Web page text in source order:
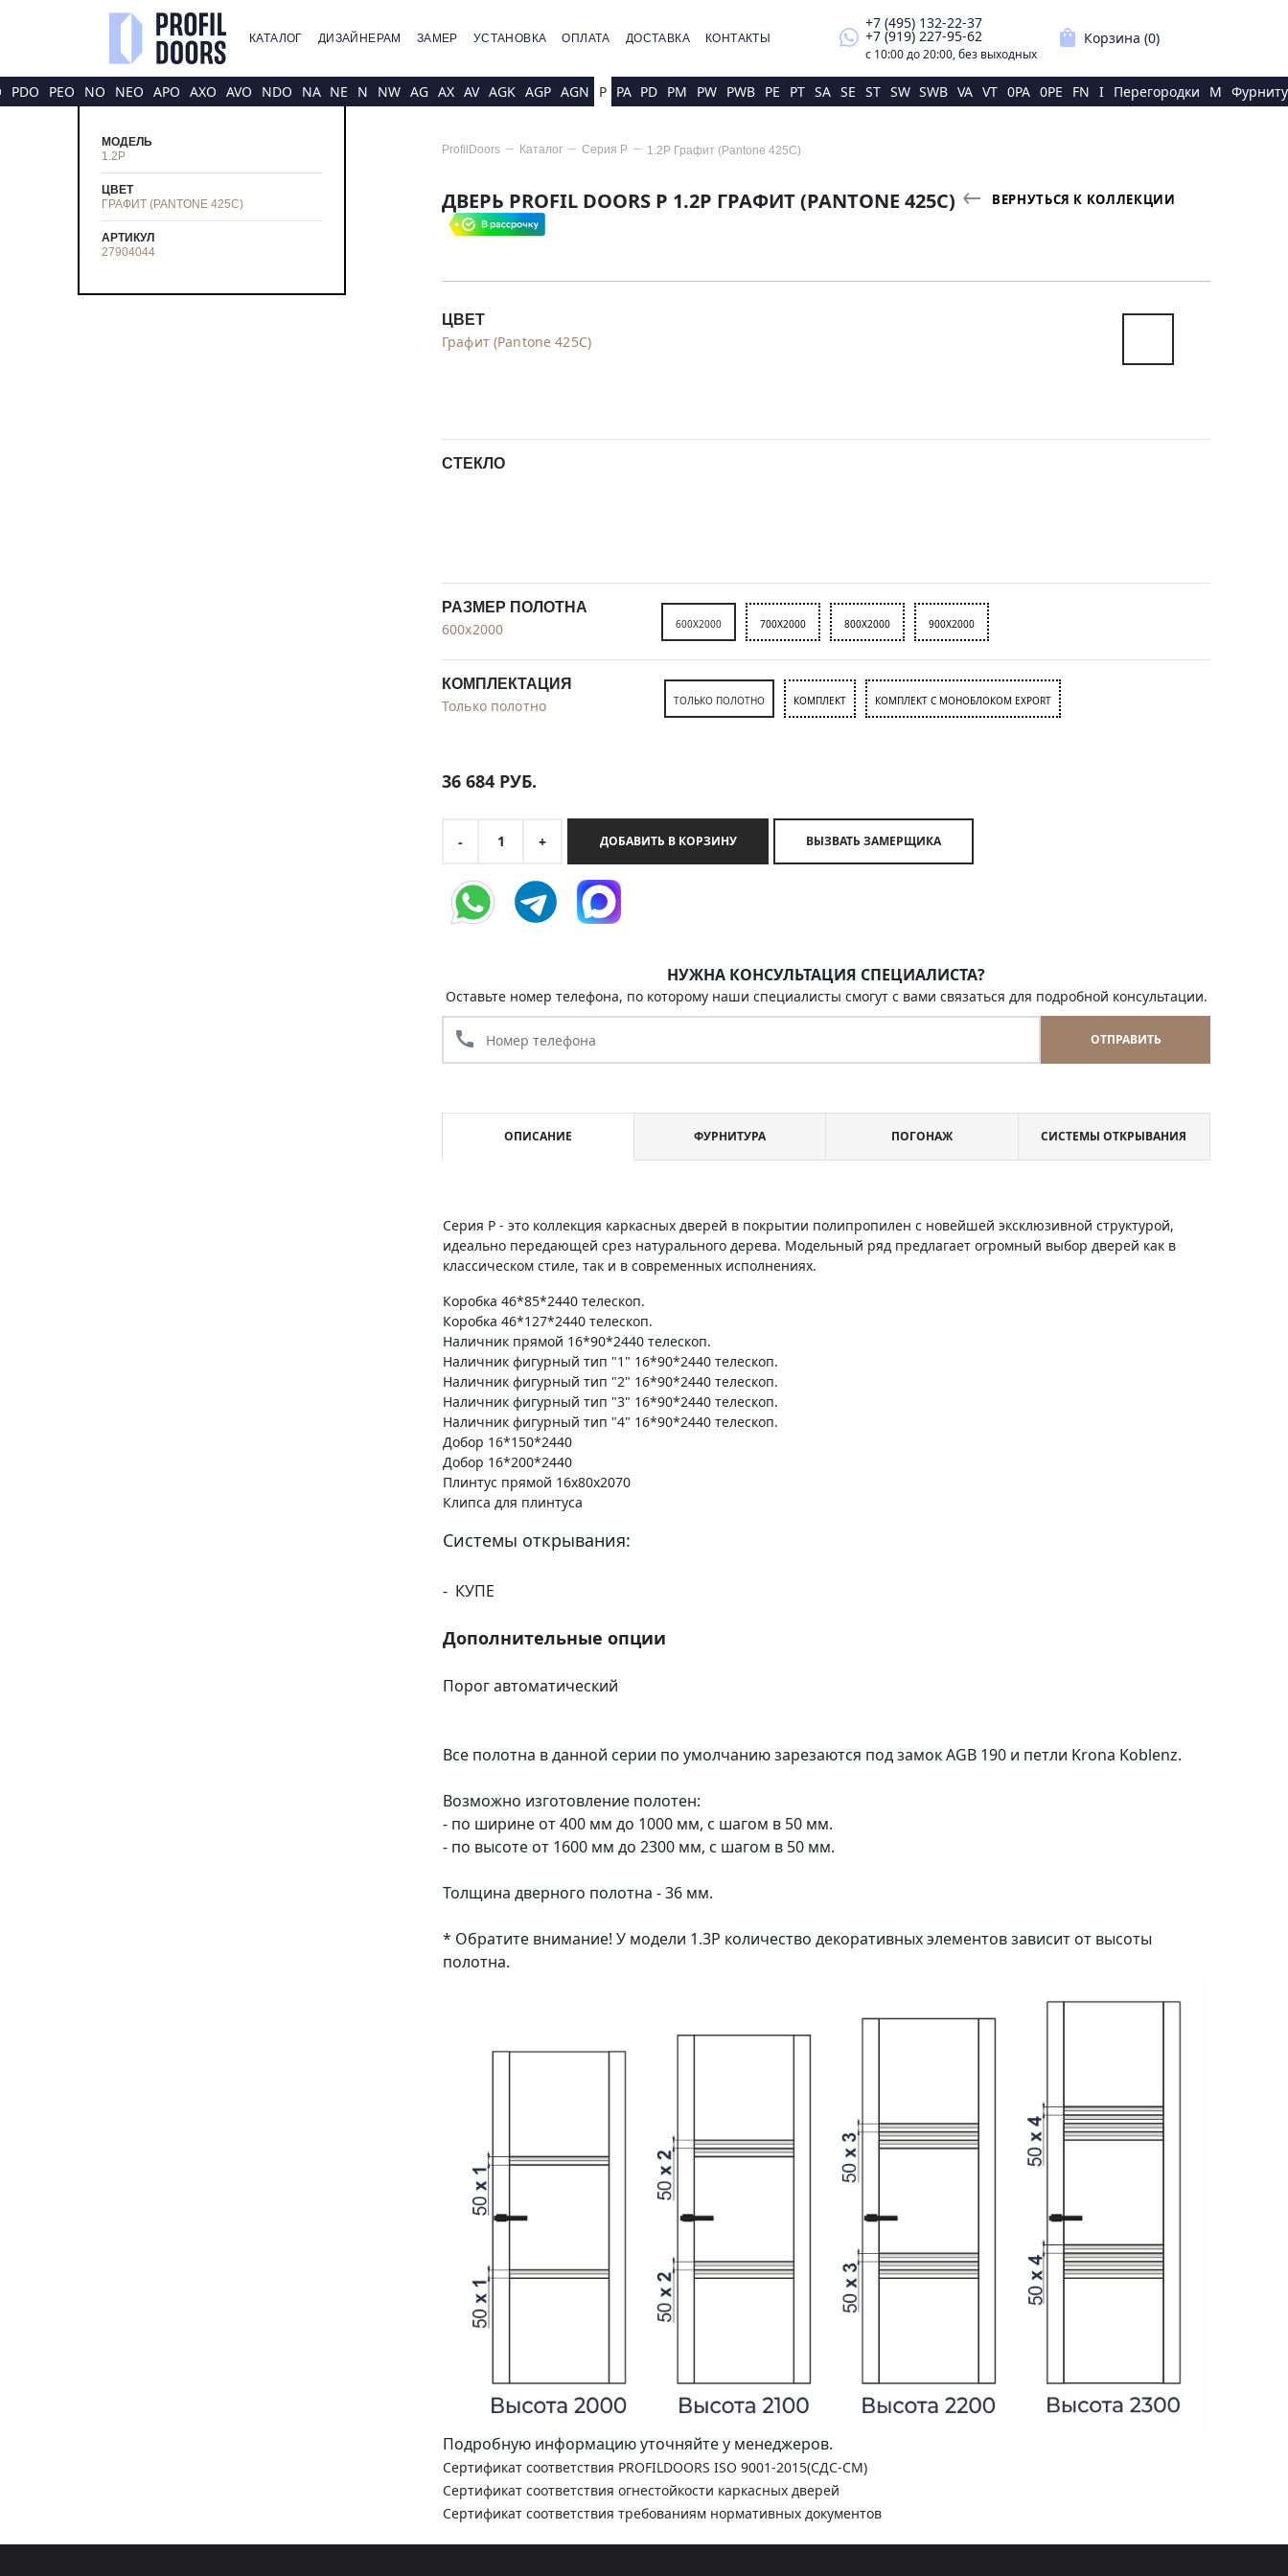
КАТАЛОГ ДИЗАЙНЕРАМ ЗАМЕР УСТАНОВКА ОПЛАТА ДОСТАВКА КОНТАКТЫ whatsapp
+7 (495) 132-22-37
+7 (919) 227-95-62
с 10:00 до 20:00, без выходных
shopping_bag Корзина (0)
PDO PEO NO NEO APO AXO AVO NDO NA NE N NW AG AX AV AGK AGP AGN P PA PD PM PW PWB PE PT SA SE ST SW SWB VA VT 0PA 0PE FN I Перегородки M
МОДЕЛЬ
1.2P
ЦВЕТ
ГРАФИТ (PANTONE 425С)
АРТИКУЛ
27904044
ProfilDoors Каталог Серия P 1.2P Графит (Pantone 425С)
ДВЕРЬ PROFIL DOORS P 1.2P ГРАФИТ (PANTONE 425С) ВЕРНУТЬСЯ К КОЛЛЕКЦИИ
ЦВЕТ
Графит (Pantone 425С)
СТЕКЛО
РАЗМЕР ПОЛОТНА
600x2000 600X2000 700X2000 800X2000 900X2000
КОМПЛЕКТАЦИЯ
Только полотно ТОЛЬКО ПОЛОТНО КОМПЛЕКТ КОМПЛЕКТ С МОНОБЛОКОМ EXPORT
36 684 РУБ.
- 1 + ДОБАВИТЬ В КОРЗИНУ ВЫЗВАТЬ ЗАМЕРЩИКА
НУЖНА КОНСУЛЬТАЦИЯ СПЕЦИАЛИСТА?
Оставьте номер телефона, по которому наши специалисты смогут с вами связаться для подробной консультации.
call ОТПРАВИТЬ
ОПИСАНИЕ ФУРНИТУРА ПОГОНАЖ СИСТЕМЫ ОТКРЫВАНИЯ
Серия P - это коллекция каркасных дверей в покрытии полипропилен с новейшей эксклюзивной структурой,
идеально передающей срез натурального дерева. Модельный ряд предлагает огромный выбор дверей как в
классическом стиле, так и в современных исполнениях.
Коробка 46*85*2440 телескоп.
Коробка 46*127*2440 телескоп.
Наличник прямой 16*90*2440 телескоп.
Наличник фигурный тип "1" 16*90*2440 телескоп.
Наличник фигурный тип "2" 16*90*2440 телескоп.
Наличник фигурный тип "3" 16*90*2440 телескоп.
Наличник фигурный тип "4" 16*90*2440 телескоп.
Добор 16*150*2440
Добор 16*200*2440
Плинтус прямой 16х80х2070
Клипса для плинтуса
Системы открывания:
- КУПЕ
Дополнительные опции
Порог автоматический
Все полотна в данной серии по умолчанию зарезаются под замок AGB 190 и петли Krona Koblenz.
Возможно изготовление полотен:
- по ширине от 400 мм до 1000 мм, с шагом в 50 мм.
- по высоте от 1600 мм до 2300 мм, с шагом в 50 мм.
Толщина дверного полотна - 36 мм.
* Обратите внимание! У модели 1.3P количество декоративных элементов зависит от высоты
полотна.
Подробную информацию уточняйте у менеджеров.
Сертификат соответствия PROFILDOORS ISO 9001-2015(СДС-СМ)
Сертификат соответствия огнестойкости каркасных дверей
Сертификат соответствия требованиям нормативных документов